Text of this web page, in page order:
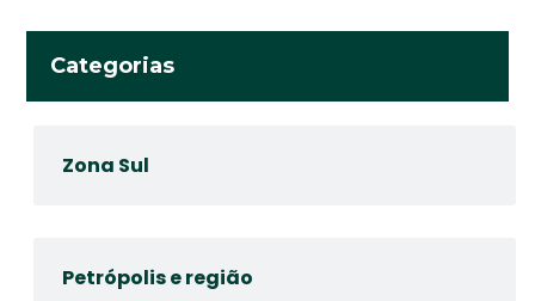
Categorias
Zona Sul
Petrópolis e região